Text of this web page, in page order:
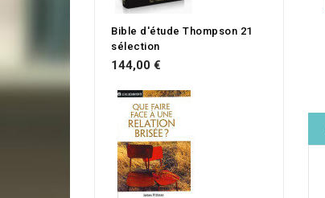
Bible d'étude Thompson 21
sélection
144,00 €